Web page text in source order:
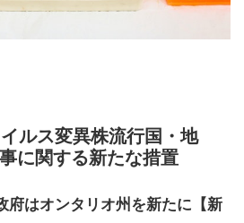
ルス変異株流行国・地
に関する新たな措置
府はオンタリオ州を新たに【新